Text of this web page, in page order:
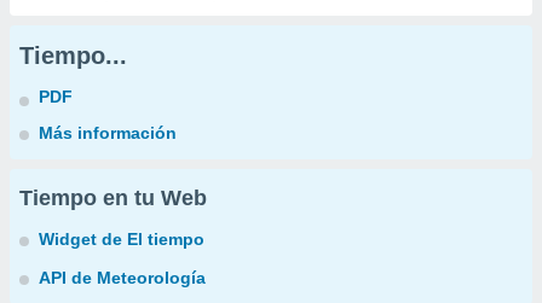
Tiempo...
PDF
Más información
Tiempo en tu Web
Widget de El tiempo
API de Meteorología